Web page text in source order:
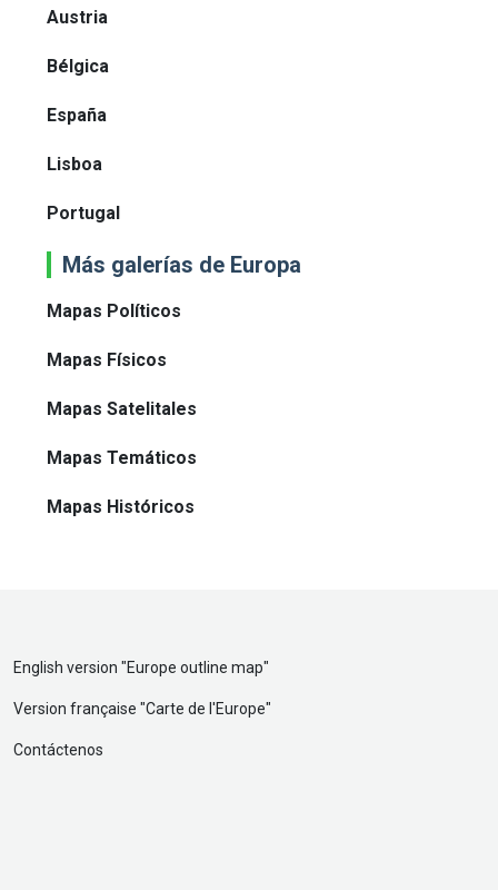
Austria
Bélgica
España
Lisboa
Portugal
Más galerías de Europa
Mapas Políticos
Mapas Físicos
Mapas Satelitales
Mapas Temáticos
Mapas Históricos
English version "Europe outline map"
Version française "Carte de l'Europe"
Contáctenos